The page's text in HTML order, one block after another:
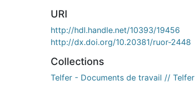
URI
http://hdl.handle.net/10393/19456
http://dx.doi.org/10.20381/ruor-2448
Collections
Telfer - Documents de travail //